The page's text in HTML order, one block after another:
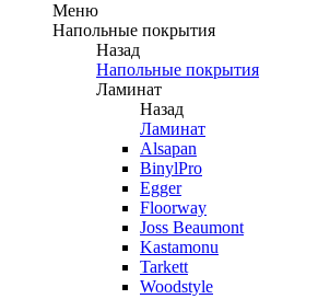
Меню
Напольные покрытия
Назад
Напольные покрытия
Ламинат
Назад
Ламинат
Alsapan
BinylPro
Egger
Floorway
Joss Beaumont
Kastamonu
Tarkett
Woodstyle